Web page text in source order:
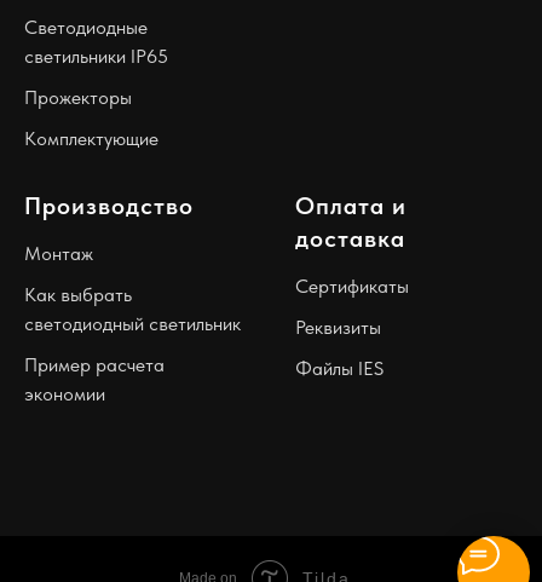
Светодиодные
светильники IP65
Прожекторы
Комплектующие
Производство
Монтаж
Как выбрать
светодиодный светильник
Пример расчета
экономии
Оплата и
доставка
Сертификаты
Реквизиты
Файлы IES